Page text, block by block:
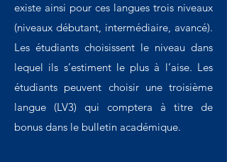
existe ainsi pour ces langues trois niveaux
(niveaux débutant, intermédiaire, avancé).
Les étudiants choisissent le niveau dans
lequel ils s’estiment le plus à l’aise. Les
étudiants peuvent choisir une troisième
langue (LV3) qui comptera à titre de
bonus dans le bulletin académique.